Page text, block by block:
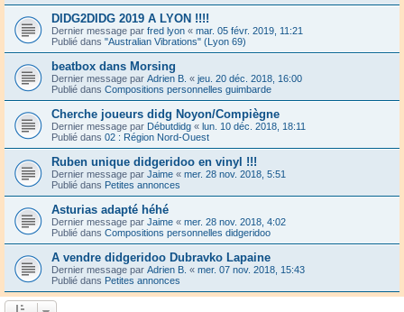
DIDG2DIDG 2019 A LYON !!!!
Dernier message par fred lyon « mar. 05 févr. 2019, 11:21
Publié dans "Australian Vibrations" (Lyon 69)
beatbox dans Morsing
Dernier message par Adrien B. « jeu. 20 déc. 2018, 16:00
Publié dans Compositions personnelles guimbarde
Cherche joueurs didg Noyon/Compiègne
Dernier message par Débutdidg « lun. 10 déc. 2018, 18:11
Publié dans 02 : Région Nord-Ouest
Ruben unique didgeridoo en vinyl !!!
Dernier message par Jaime « mer. 28 nov. 2018, 5:51
Publié dans Petites annonces
Asturias adapté héhé
Dernier message par Jaime « mer. 28 nov. 2018, 4:02
Publié dans Compositions personnelles didgeridoo
A vendre didgeridoo Dubravko Lapaine
Dernier message par Adrien B. « mer. 07 nov. 2018, 15:43
Publié dans Petites annonces